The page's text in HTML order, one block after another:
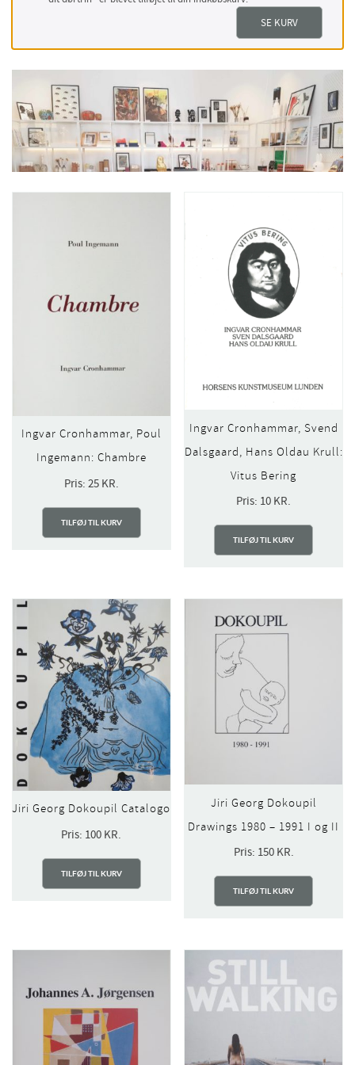
SE KURV
Ingvar Cronhammar, Poul
Ingemann: Chambre
Pris: 25 KR.
TILFØJ TIL KURV
Ingvar Cronhammar, Svend
Dalsgaard, Hans Oldau Krull:
Vitus Bering
Pris: 10 KR.
TILFØJ TIL KURV
Jiri Georg Dokoupil Catalogo
Pris: 100 KR.
TILFØJ TIL KURV
Jiri Georg Dokoupil
Drawings 1980 – 1991 I og II
Pris: 150 KR.
TILFØJ TIL KURV